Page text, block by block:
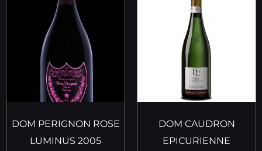
DOM PERIGNON ROSE
LUMINUS 2005
DOM CAUDRON
EPICURIENNE